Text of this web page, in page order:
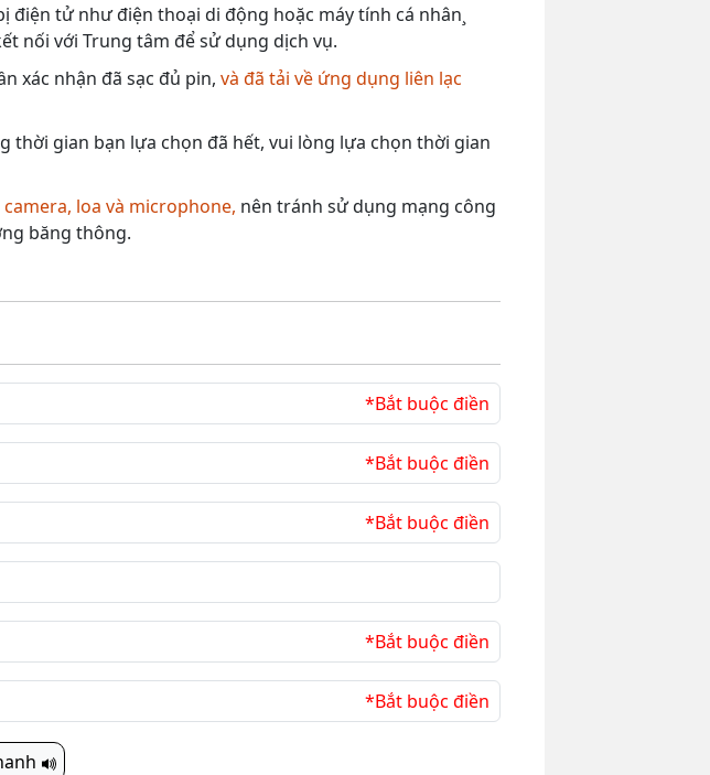
tử như điện thoại di động hoặc máy tính cá nhân¸
nối với Trung tâm để sử dụng dịch vụ.
xác nhận đã sạc đủ pin, và đã tải về ứng dụng liên lạc
thời gian bạn lựa chọn đã hết, vui lòng lựa chọn thời gian
loa và microphone, nên tránh sử dụng mạng công
băng thông.
*Bắt buộc điền
*Bắt buộc điền
*Bắt buộc điền
*Bắt buộc điền
*Bắt buộc điền